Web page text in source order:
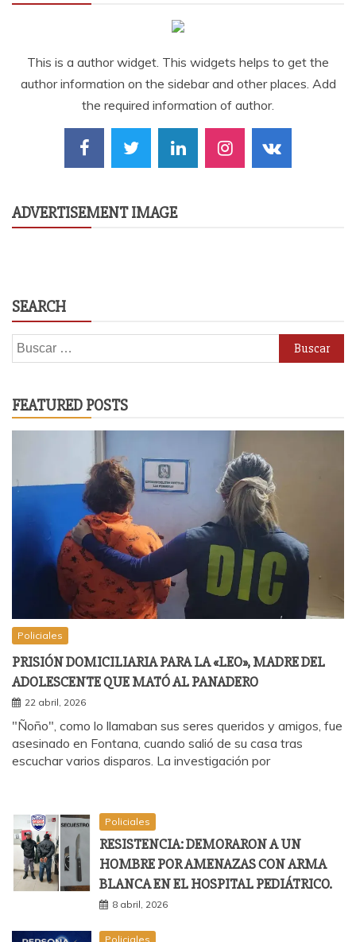
This is a author widget. This widgets helps to get the
author information on the sidebar and other places. Add
the required information of author.
ADVERTISEMENT IMAGE
SEARCH
Buscar:
FEATURED POSTS
Policiales
PRISIÓN DOMICILIARIA PARA LA «LEO», MADRE DEL
ADOLESCENTE QUE MATÓ AL PANADERO
22 abril, 2026
"Ñoño", como lo llamaban sus seres queridos y amigos, fue
asesinado en Fontana, cuando salió de su casa tras
escuchar varios disparos. La investigación por
Policiales
RESISTENCIA: DEMORARON A UN
HOMBRE POR AMENAZAS CON ARMA
BLANCA EN EL HOSPITAL PEDIÁTRICO.
8 abril, 2026
Policiales